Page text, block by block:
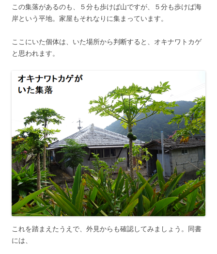
この集落があるのも、５分も歩けば山ですが、５分も歩けば海
岸という平地。家屋もそれなりに集まっています。
ここにいた個体は、いた場所から判断すると、オキナワトカゲ
と思われます。
これを踏まえたうえで、外見からも確認してみましょう。同書
には、